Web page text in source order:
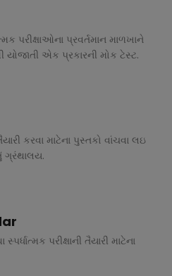
પરીક્ષાઓના પ્રવર્તમાન માળખાને
યોજાતી એક પ્રકારની મોક ટેસ્ટ.
તૈયારી કરવા માટેના પુસ્તકો વાંચવા લઇ
ગ્રંથાલય.
પરીક્ષાની તૈયારી માટેના